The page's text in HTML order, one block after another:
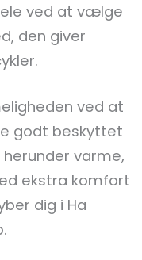
ved at vælge
den giver
ved at
godt beskyttet
varme,
ekstra komfort
dig i Ha